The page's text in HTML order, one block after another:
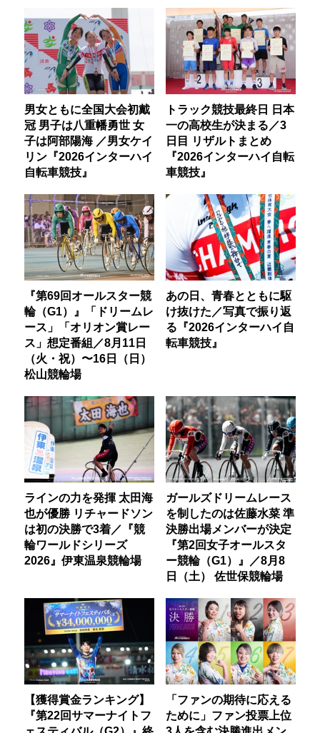
男女ともに全国大会初戴
冠 男子は八重幡勇世 女
子は阿部陽海 ／男女ケイ
リン『2026インターハイ
自転車競技』
トラック競技最終日 日本
一の高校生が決まる／3
日目 リザルトまとめ
『2026インターハイ自転
車競技』
『第69回オールスター競
輪（G1）』「ドリームレ
ース」「オリオン賞レー
ス」想定番組／8月11日
（火・祝）〜16日（日）
松山競輪場
あの日、青春とともに駆
け抜けた／写真で振り返
る『2026インターハイ自
転車競技』
ラインの力を発揮 太田海
也が優勝 リチャードソン
は初の決勝で3着／『競
輪ワールドシリーズ
2026』伊東温泉競輪場
ガールズドリームレース
を制したのは佐藤水菜 準
決勝出場メンバーが決定
『第2回女子オールスタ
ー競輪（G1）』／8月8
日（土） 佐世保競輪場
【獲得賞金ランキング】
『第22回サマーナイトフ
「ファンの期待に応える
ために」ファン投票上位